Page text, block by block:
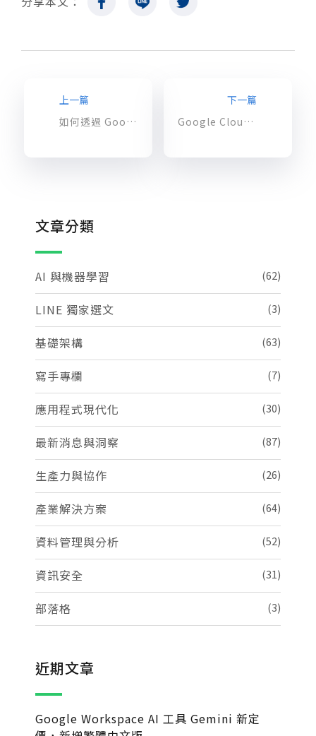
上一篇
如何透過 Google Cloud log 即時偵測處理高風險資料外洩威脅
下一篇
Google Cloud 控制帳單存取教學及範例
文章分類
AI 與機器學習 (62)
LINE 獨家選文 (3)
基礎架構 (63)
寫手專欄 (7)
應用程式現代化 (30)
最新消息與洞察 (87)
生產力與協作 (26)
產業解決方案 (64)
資料管理與分析 (52)
資訊安全 (31)
部落格 (3)
近期文章
Google Workspace AI 工具 Gemini 新定